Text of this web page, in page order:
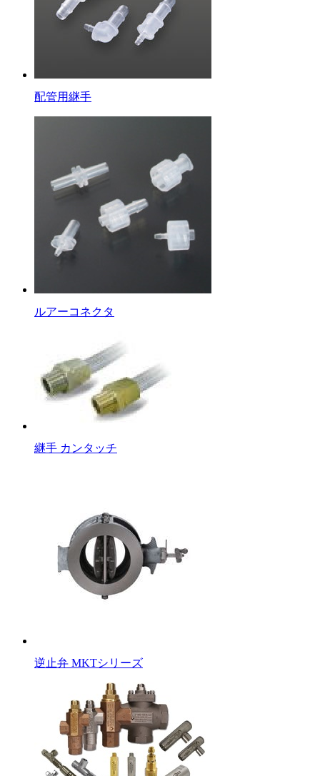
配管用継手
ルアーコネクタ
継手 カンタッチ
逆止弁 MKTシリーズ